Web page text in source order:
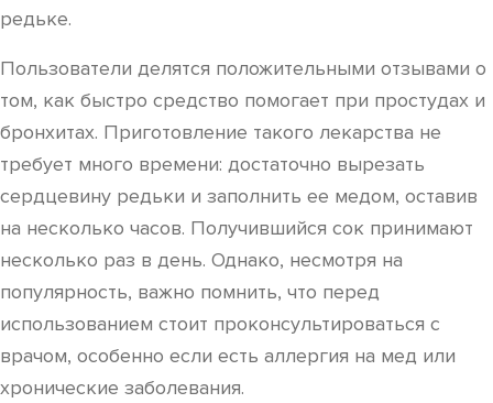
редьке.
Пользователи делятся положительными отзывами о
том, как быстро средство помогает при простудах и
бронхитах. Приготовление такого лекарства не
требует много времени: достаточно вырезать
сердцевину редьки и заполнить ее медом, оставив
на несколько часов. Получившийся сок принимают
несколько раз в день. Однако, несмотря на
популярность, важно помнить, что перед
использованием стоит проконсультироваться с
врачом, особенно если есть аллергия на мед или
хронические заболевания.